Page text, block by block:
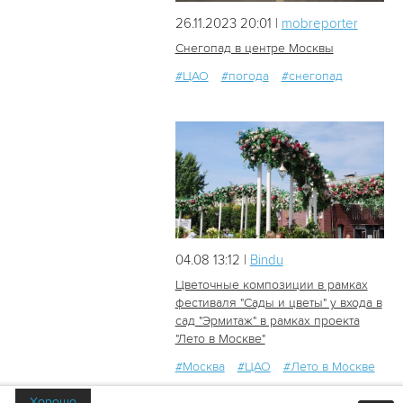
26.11.2023 20:01 | mobreporter
Снегопад в центре Москвы
#ЦАО
#погода #снегопад
04.08 13:12 | Bindu
Цветочные композиции в рамках
фестиваля "Сады и цветы" у входа в
сад "Эрмитаж" в рамках проекта
"Лето в Москве"
#Москва
#ЦАО #Лето в Москве